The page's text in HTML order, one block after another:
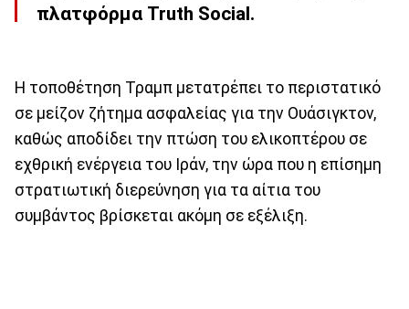
πλατφόρμα Truth Social.
Η τοποθέτηση Τραμπ μετατρέπει το περιστατικό
σε μείζον ζήτημα ασφαλείας για την Ουάσιγκτον,
καθώς αποδίδει την πτώση του ελικοπτέρου σε
εχθρική ενέργεια του Ιράν, την ώρα που η επίσημη
στρατιωτική διερεύνηση για τα αίτια του
συμβάντος βρίσκεται ακόμη σε εξέλιξη.